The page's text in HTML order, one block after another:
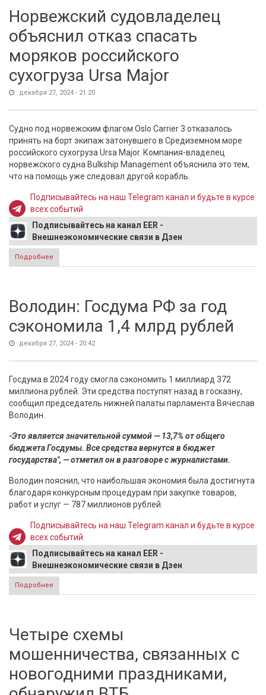
Норвежский судовладелец
объяснил отказ спасать
моряков российского
сухогруза Ursa Major
декабря 27, 2024 - 21:20
Судно под норвежским флагом Oslo Carrier 3 отказалось
принять на борт экипаж затонувшего в Средиземном море
российского сухогруза Ursa Major. Компания-владелец
норвежского судна Bulkship Management объяснила это тем,
что на помощь уже следовал другой корабль.
Подписывайтесь на наш Telegram канал и будьте в курсе
всех событий
Подписывайтесь на канал EER -
Внешнеэкономические связи в Дзен
Подробнее
моряков российского сухогруза Ursa Major
Володин: Госдума РФ за год
сэкономила 1,4 млрд рублей
декабря 27, 2024 - 20:42
Госдума в 2024 году смогла сэкономить 1 миллиард 372
миллиона рублей. Эти средства поступят назад в госказну,
сообщил председатель нижней палаты парламента Вячеслав
Володин.
-Это является значительной суммой — 13,7% от общего
бюджета Госдумы. Все средства вернутся в бюджет
государства", — отметил он в разговоре с журналистами.
Володин пояснил, что наибольшая экономия была достигнута
благодаря конкурсным процедурам при закупке товаров,
работ и услуг — 787 миллионов рублей.
Подписывайтесь на наш Telegram канал и будьте в курсе
всех событий
Подписывайтесь на канал EER -
Внешнеэкономические связи в Дзен
Подробнее
рублей
Четыре схемы
мошенничества, связанных с
новогодними праздниками,